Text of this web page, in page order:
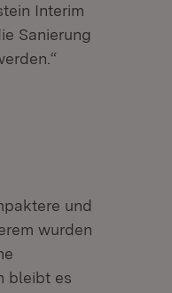
Interim
Sanierung
und
wurden
bleibt es